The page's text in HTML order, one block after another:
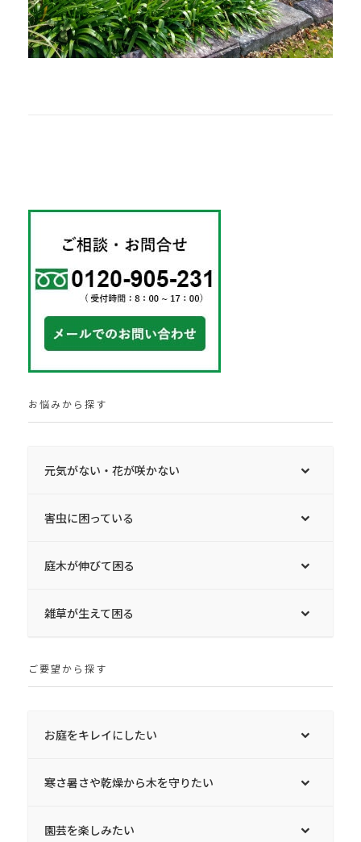
お悩みから探す
元気がない・花が咲かない
害虫に困っている
庭木が伸びて困る
雑草が生えて困る
ご要望から探す
お庭をキレイにしたい
寒さ暑さや乾燥から木を守りたい
園芸を楽しみたい